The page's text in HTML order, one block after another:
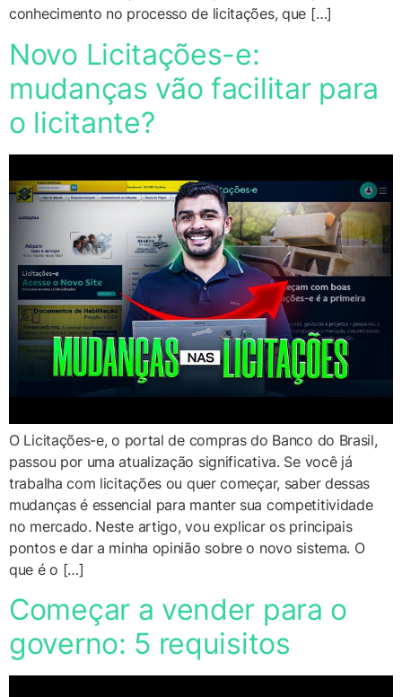
conhecimento no processo de licitações, que […]
Novo Licitações-e:
mudanças vão facilitar para
o licitante?
O Licitações-e, o portal de compras do Banco do Brasil,
passou por uma atualização significativa. Se você já
trabalha com licitações ou quer começar, saber dessas
mudanças é essencial para manter sua competitividade
no mercado. Neste artigo, vou explicar os principais
pontos e dar a minha opinião sobre o novo sistema. O
que é o […]
Começar a vender para o
governo: 5 requisitos